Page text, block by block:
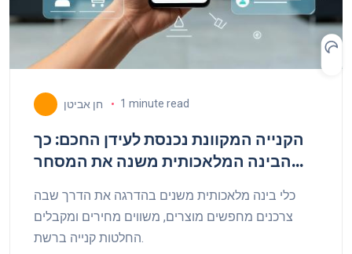
חן אביטן 1 minute read
הקנייה המקוונת נכנסת לעידן החכם: כך
הבינה המלאכותית משנה את המסחר
כלי בינה מלאכותית משנים בהדרגה את הדרך שבה
צרכנים מחפשים מוצרים, משווים מחירים ומקבלים
החלטות קנייה ברשת.